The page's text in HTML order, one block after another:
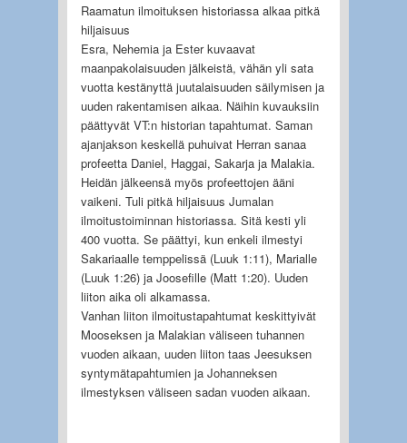
Raamatun ilmoituksen historiassa alkaa pitkä
hiljaisuus
Esra, Nehemia ja Ester kuvaavat
maanpakolaisuuden jälkeistä, vähän yli sata
vuotta kestänyttä juutalaisuuden säilymisen ja
uuden rakentamisen aikaa. Näihin kuvauksiin
päättyvät VT:n historian tapahtumat. Saman
ajanjakson keskellä puhuivat Herran sanaa
profeetta Daniel, Haggai, Sakarja ja Malakia.
Heidän jälkeensä myös profeettojen ääni
vaikeni. Tuli pitkä hiljaisuus Jumalan
ilmoitustoiminnan historiassa. Sitä kesti yli
400 vuotta. Se päättyi, kun enkeli ilmestyi
Sakariaalle temppelissä (Luuk 1:11), Marialle
(Luuk 1:26) ja Joosefille (Matt 1:20). Uuden
liiton aika oli alkamassa.
Vanhan liiton ilmoitustapahtumat keskittyivät
Mooseksen ja Malakian väliseen tuhannen
vuoden aikaan, uuden liiton taas Jeesuksen
syntymätapahtumien ja Johanneksen
ilmestyksen väliseen sadan vuoden aikaan.